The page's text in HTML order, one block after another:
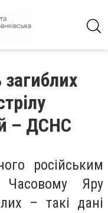
загиблих
– ДСНС
російським
Часовому Яру
– такі дані